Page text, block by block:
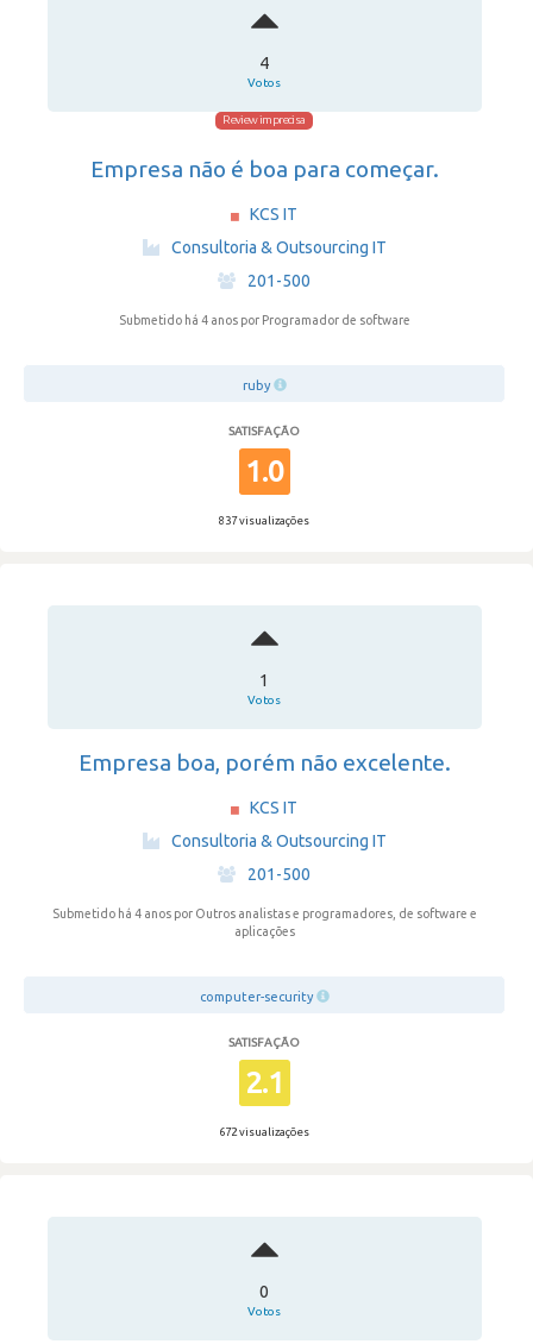
4
Votos
Review imprecisa
Empresa não é boa para começar.
KCS IT
·
Consultoria & Outsourcing IT
·
201-500
Submetido há 4 anos por Programador de software
ruby
SATISFAÇÃO
1.0
837 visualizações
1
Votos
Empresa boa, porém não excelente.
KCS IT
·
Consultoria & Outsourcing IT
·
201-500
Submetido há 4 anos por Outros analistas e programadores, de software e
aplicações
computer-security
SATISFAÇÃO
2.1
672 visualizações
0
Votos